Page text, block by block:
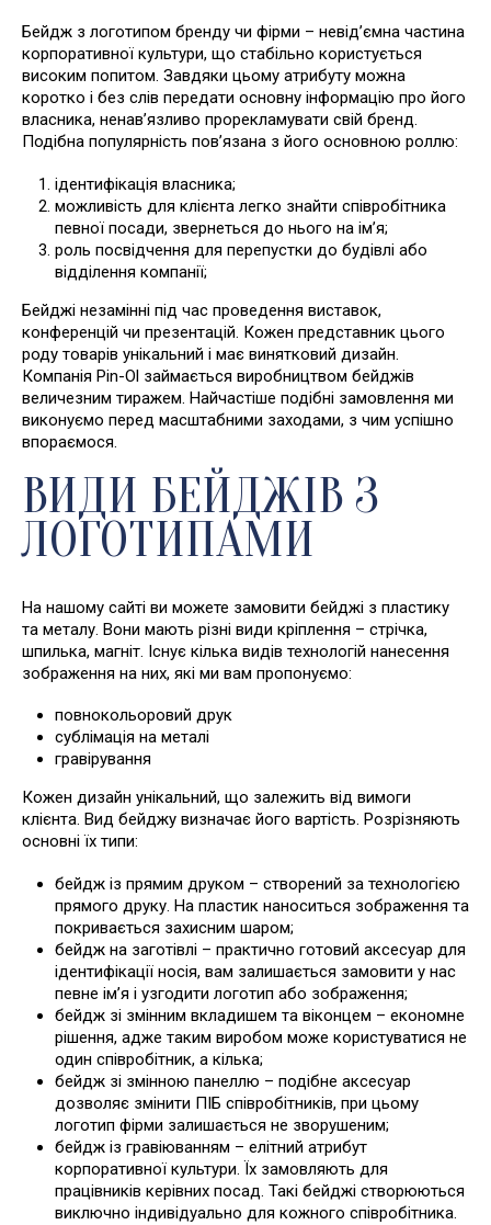
Бейдж з логотипом бренду чи фірми – невід’ємна частина
корпоративної культури, що стабільно користується
високим попитом. Завдяки цьому атрибуту можна
коротко і без слів передати основну інформацію про його
власника, ненав’язливо прорекламувати свій бренд.
Подібна популярність пов’язана з його основною роллю:
ідентифікація власника;
можливість для клієнта легко знайти співробітника
певної посади, звернеться до нього на ім’я;
роль посвідчення для перепустки до будівлі або
відділення компанії;
Бейджі незамінні під час проведення виставок,
конференцій чи презентацій. Кожен представник цього
роду товарів унікальний і має винятковий дизайн.
Компанія Pin-Ol займається виробництвом бейджів
величезним тиражем. Найчастіше подібні замовлення ми
виконуємо перед масштабними заходами, з чим успішно
впораємося.
ВИДИ БЕЙДЖІВ З
ЛОГОТИПАМИ
На нашому сайті ви можете замовити бейджі з пластику
та металу. Вони мають різні види кріплення – стрічка,
шпилька, магніт. Існує кілька видів технологій нанесення
зображення на них, які ми вам пропонуємо:
повнокольоровий друк
сублімація на металі
гравірування
Кожен дизайн унікальний, що залежить від вимоги
клієнта. Вид бейджу визначає його вартість. Розрізняють
основні їх типи:
бейдж із прямим друком – створений за технологією
прямого друку. На пластик наноситься зображення та
покривається захисним шаром;
бейдж на заготівлі – практично готовий аксесуар для
ідентифікації носія, вам залишається замовити у нас
певне ім’я і узгодити логотип або зображення;
бейдж зі змінним вкладишем та віконцем – економне
рішення, адже таким виробом може користуватися не
один співробітник, а кілька;
бейдж зі змінною панеллю – подібне аксесуар
дозволяє змінити ПІБ співробітників, при цьому
логотип фірми залишається не зворушеним;
бейдж із гравіюванням – елітний атрибут
корпоративної культури. Їх замовляють для
працівників керівних посад. Такі бейджі створюються
виключно індивідуально для кожного співробітника.